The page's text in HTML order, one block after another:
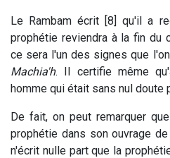
Le Rambam écrit [8] qu'il a
prophétie reviendra à la fin du
ce sera l'un des signes que
Machia'h. Il certifie même
homme qui était sans nul doute
De fait, on peut remarquer
prophétie dans son ouvrage de
n'écrit nulle part que la